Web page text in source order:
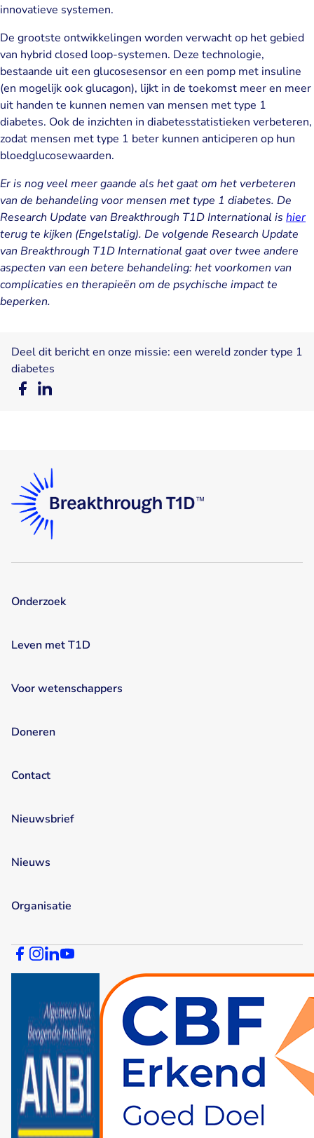
innovatieve systemen.
De grootste ontwikkelingen worden verwacht op het gebied
van hybrid closed loop-systemen. Deze technologie,
bestaande uit een glucosesensor en een pomp met insuline
(en mogelijk ook glucagon), lijkt in de toekomst meer en meer
uit handen te kunnen nemen van mensen met type 1
diabetes. Ook de inzichten in diabetesstatistieken verbeteren,
zodat mensen met type 1 beter kunnen anticiperen op hun
bloedglucosewaarden.
Er is nog veel meer gaande als het gaat om het verbeteren
van de behandeling voor mensen met type 1 diabetes. De
Research Update van Breakthrough T1D International is hier
terug te kijken (Engelstalig). De volgende Research Update
van Breakthrough T1D International gaat over twee andere
aspecten van een betere behandeling: het voorkomen van
complicaties en therapieën om de psychische impact te
beperken.
Deel dit bericht en onze missie: een wereld zonder type 1
diabetes
DeelDeel
Onderzoek
Leven met T1D
Voor wetenschappers
Doneren
Contact
Nieuwsbrief
Nieuws
Organisatie